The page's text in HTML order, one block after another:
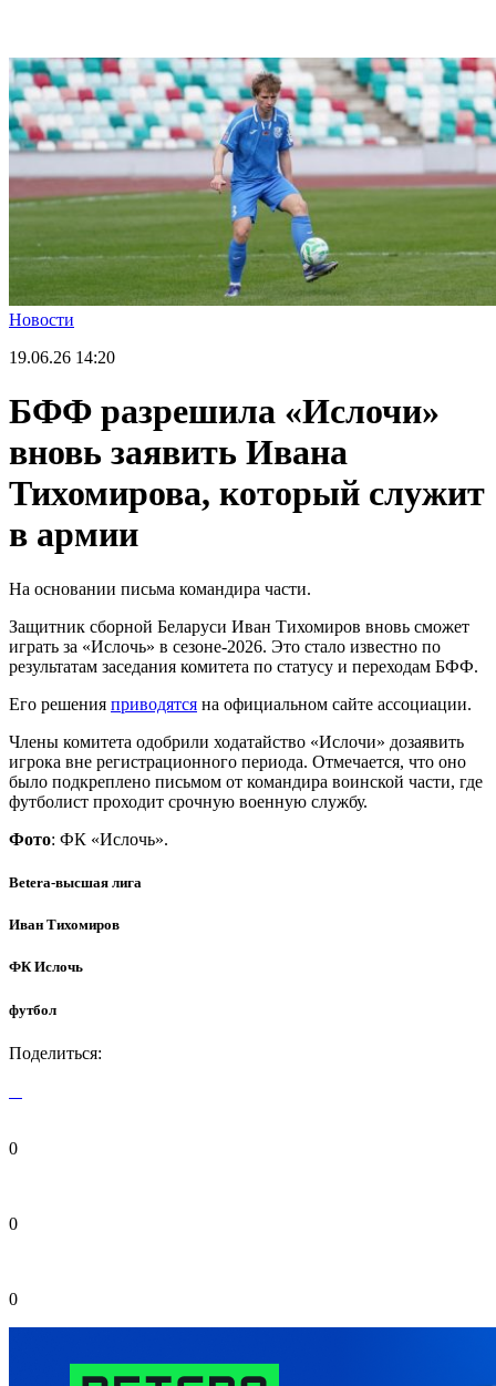
Новости
19.06.26 14:20
БФФ разрешила «Ислочи»
вновь заявить Ивана
Тихомирова, который служит
в армии
На основании письма командира части.
Защитник сборной Беларуси Иван Тихомиров вновь сможет
играть за «Ислочь» в сезоне-2026. Это стало известно по
результатам заседания комитета по статусу и переходам БФФ.
Его решения приводятся на официальном сайте ассоциации.
Члены комитета одобрили ходатайство «Ислочи» дозаявить
игрока вне регистрационного периода. Отмечается, что оно
было подкреплено письмом от командира воинской части, где
футболист проходит срочную военную службу.
Фото: ФК «Ислочь».
Betera-высшая лига
Иван Тихомиров
ФК Ислочь
футбол
Поделиться:
0
0
0